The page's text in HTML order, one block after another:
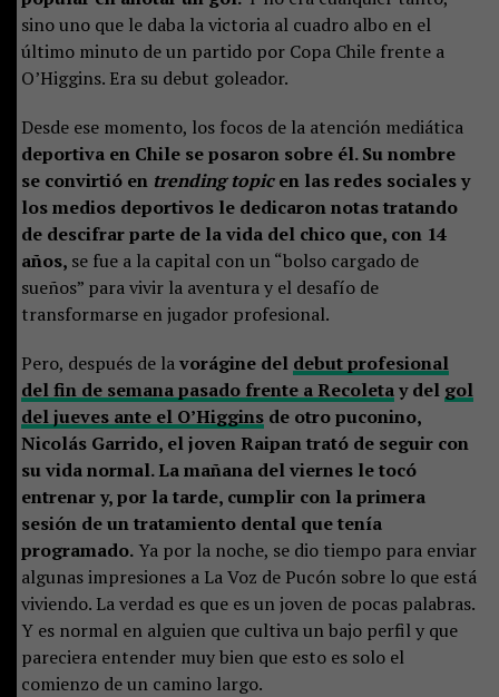
sino uno que le daba la victoria al cuadro albo en el
último minuto de un partido por Copa Chile frente a
O’Higgins. Era su debut goleador.
Desde ese momento, los focos de la atención mediática
deportiva en Chile se posaron sobre él. Su nombre
se convirtió en trending topicen las redes sociales y
los medios deportivos le dedicaron notas tratando
de descifrar parte de la vida del chico que, con 14
años, se fue a la capital con un “bolso cargado de
sueños” para vivir la aventura y el desafío de
transformarse en jugador profesional.
Pero, después de lavorágine del debut profesional
del fin de semana pasado frente a Recoletay del gol
del jueves ante el O’Higginsde otro puconino,
Nicolás Garrido, el joven Raipan trató de seguir con
su vida normal. La mañana del viernes le tocó
entrenar y, por la tarde, cumplir con la primera
sesión de un tratamiento dental que tenía
programado.Ya por la noche, se dio tiempo para enviar
algunas impresiones a La Voz de Pucón sobre lo que está
viviendo. La verdad es que es un joven de pocas palabras.
Y es normal en alguien que cultiva un bajo perfil y que
pareciera entender muy bien que esto es solo el
comienzo de un camino largo.